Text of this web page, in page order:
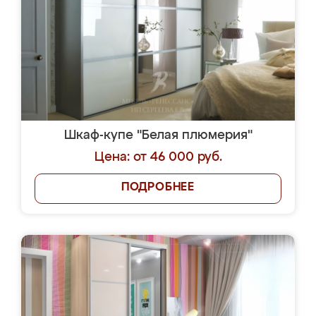
Шкаф-купе "Белая плюмерия"
Цена: от 46 000 руб.
ПОДРОБНЕЕ